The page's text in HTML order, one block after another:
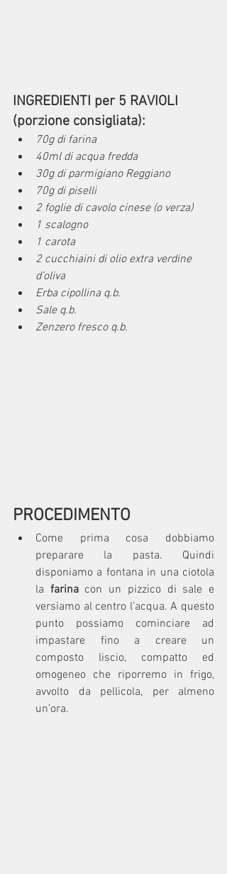
INGREDIENTI per 5 RAVIOLI
(porzione consigliata):
70g di farina
40ml di acqua fredda
30g di parmigiano Reggiano
70g di piselli
2 foglie di cavolo cinese (o verza)
1 scalogno
1 carota
2 cucchiaini di olio extra verdine
d’oliva
Erba cipollina q.b.
Sale q.b.
Zenzero fresco q.b.
PROCEDIMENTO
Come prima cosa dobbiamo
preparare la pasta. Quindi
disponiamo a fontana in una ciotola
la farina con un pizzico di sale e
versiamo al centro l’acqua. A questo
punto possiamo cominciare ad
impastare fino a creare un
composto liscio, compatto ed
omogeneo che riporremo in frigo,
avvolto da pellicola, per almeno
un’ora.